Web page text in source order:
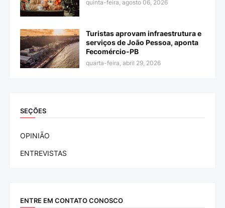
quinta-feira, agosto 06, 2026
Turistas aprovam infraestrutura e
serviços de João Pessoa, aponta
Fecomércio-PB
quarta-feira, abril 29, 2026
SEÇÕES
OPINIÃO
ENTREVISTAS
ENTRE EM CONTATO CONOSCO